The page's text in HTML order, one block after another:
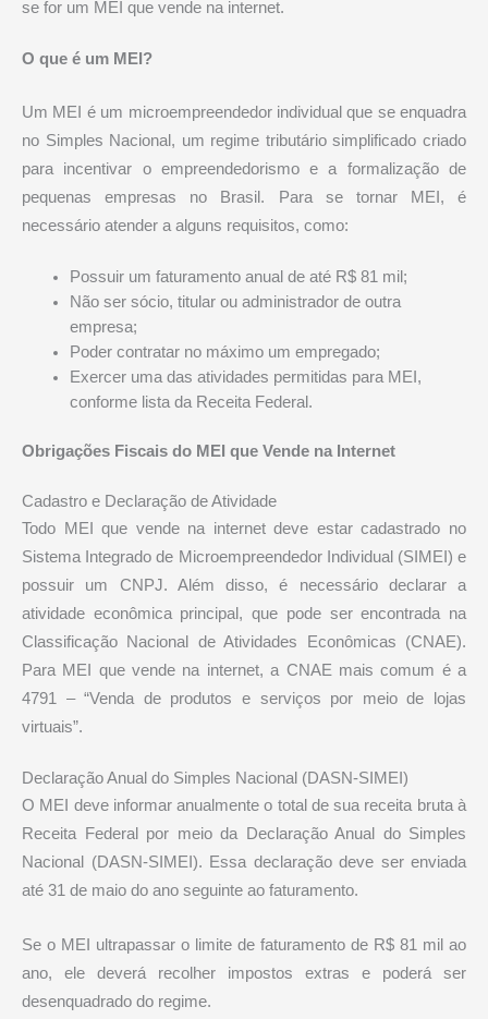
se for um MEI que vende na internet.
O que é um MEI?
Um MEI é um microempreendedor individual que se enquadra
no Simples Nacional, um regime tributário simplificado criado
para incentivar o empreendedorismo e a formalização de
pequenas empresas no Brasil. Para se tornar MEI, é
necessário atender a alguns requisitos, como:
Possuir um faturamento anual de até R$ 81 mil;
Não ser sócio, titular ou administrador de outra
empresa;
Poder contratar no máximo um empregado;
Exercer uma das atividades permitidas para MEI,
conforme lista da Receita Federal.
Obrigações Fiscais do MEI que Vende na Internet
Cadastro e Declaração de Atividade
Todo MEI que vende na internet deve estar cadastrado no
Sistema Integrado de Microempreendedor Individual (SIMEI) e
possuir um CNPJ. Além disso, é necessário declarar a
atividade econômica principal, que pode ser encontrada na
Classificação Nacional de Atividades Econômicas (CNAE).
Para MEI que vende na internet, a CNAE mais comum é a
4791 – “Venda de produtos e serviços por meio de lojas
virtuais”.
Declaração Anual do Simples Nacional (DASN-SIMEI)
O MEI deve informar anualmente o total de sua receita bruta à
Receita Federal por meio da Declaração Anual do Simples
Nacional (DASN-SIMEI). Essa declaração deve ser enviada
até 31 de maio do ano seguinte ao faturamento.
Se o MEI ultrapassar o limite de faturamento de R$ 81 mil ao
ano, ele deverá recolher impostos extras e poderá ser
desenquadrado do regime.